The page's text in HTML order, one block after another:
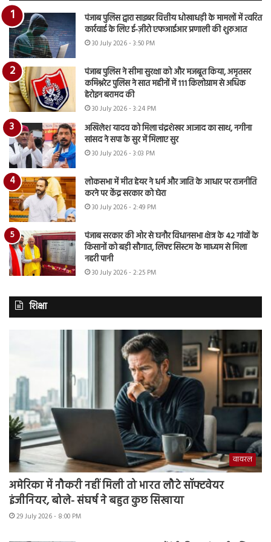
पंजाब पुलिस द्वारा साइबर वित्तीय धोखाधड़ी के मामलों में त्वरित
कार्रवाई के लिए ई-ज़ीरो एफआईआर प्रणाली की शुरुआत
30 July 2026 - 3:50 PM
पंजाब पुलिस ने सीमा सुरक्षा को और मजबूत किया, अमृतसर
कमिश्नरेट पुलिस ने सात महीनों में 111 किलोग्राम से अधिक
हेरोइन बरामद की
30 July 2026 - 3:24 PM
अखिलेश यादव को मिला चंद्रशेखर आजाद का साथ, नगीना
सांसद ने सपा के सुर में मिलाए सुर
30 July 2026 - 3:03 PM
लोकसभा में मीत हेयर ने धर्म और जाति के आधार पर राजनीति
करने पर केंद्र सरकार को घेरा
30 July 2026 - 2:49 PM
पंजाब सरकार की ओर से घनौर विधानसभा क्षेत्र के 42 गांवों के
किसानों को बड़ी सौगात, लिफ्ट सिस्टम के माध्यम से मिला
नहरी पानी
30 July 2026 - 2:25 PM
शिक्षा
वायरल
अमेरिका में नौकरी नहीं मिली तो भारत लौटे सॉफ्टवेयर
इंजीनियर, बोले- संघर्ष ने बहुत कुछ सिखाया
29 July 2026 - 8:00 PM